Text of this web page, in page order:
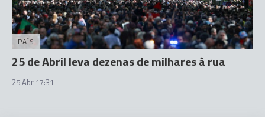
PAÍS
25 de Abril leva dezenas de milhares à rua
25 Abr 17:31